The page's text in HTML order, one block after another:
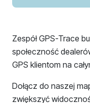
Zespół GPS-Trace
społeczność
GPS klientom na
Dołącz do naszej
zwiększyć